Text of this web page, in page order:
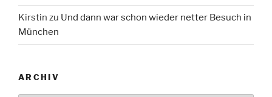
Kirstin zu Und dann war schon wieder netter Besuch in
München
ARCHIV